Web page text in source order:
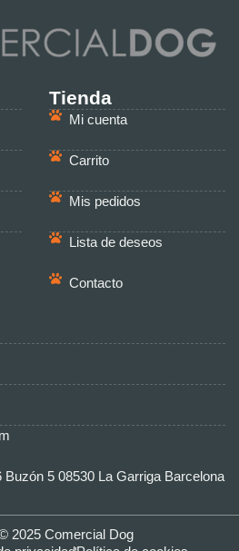
Tienda
Mi cuenta
Carrito
Mis pedidos
Lista de deseos
Contacto
5 08530 La Garriga Barcelona
2025 Comercial Dog